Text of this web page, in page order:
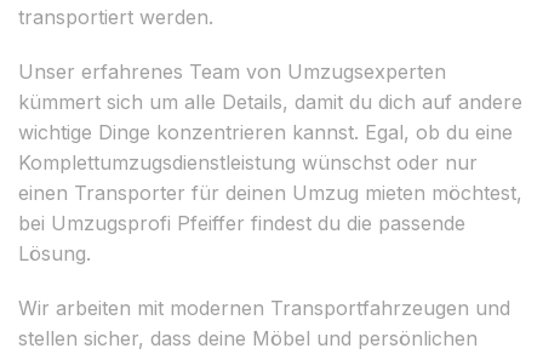
transportiert werden.
Unser erfahrenes Team von Umzugsexperten
kümmert sich um alle Details, damit du dich auf andere
wichtige Dinge konzentrieren kannst. Egal, ob du eine
Komplettumzugsdienstleistung wünschst oder nur
einen Transporter für deinen Umzug mieten möchtest,
bei Umzugsprofi Pfeiffer findest du die passende
Lösung.
Wir arbeiten mit modernen Transportfahrzeugen und
stellen sicher, dass deine Möbel und persönlichen